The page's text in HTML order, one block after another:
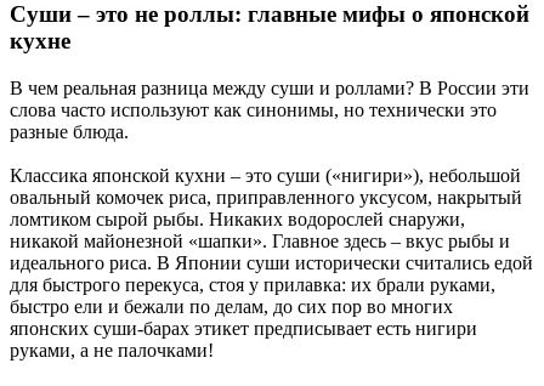
Суши – это не роллы: главные мифы о японской
кухне
В чем реальная разница между суши и роллами? В России эти
слова часто используют как синонимы, но технически это
разные блюда.
Классика японской кухни – это суши («нигири»), небольшой
овальный комочек риса, приправленного уксусом, накрытый
ломтиком сырой рыбы. Никаких водорослей снаружи,
никакой майонезной «шапки». Главное здесь – вкус рыбы и
идеального риса. В Японии суши исторически считались едой
для быстрого перекуса, стоя у прилавка: их брали руками,
быстро ели и бежали по делам, до сих пор во многих
японских суши-барах этикет предписывает есть нигири
руками, а не палочками!